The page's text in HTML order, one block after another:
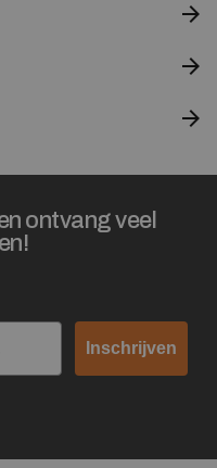
ontvang veel
Inschrijven